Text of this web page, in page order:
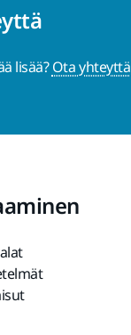
lisää?Ota yhteyttä